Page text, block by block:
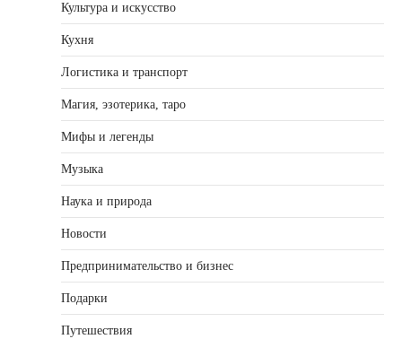
Культура и искусство
Кухня
Логистика и транспорт
Магия, эзотерика, таро
Мифы и легенды
Музыка
Наука и природа
Новости
Предпринимательство и бизнес
Подарки
Путешествия